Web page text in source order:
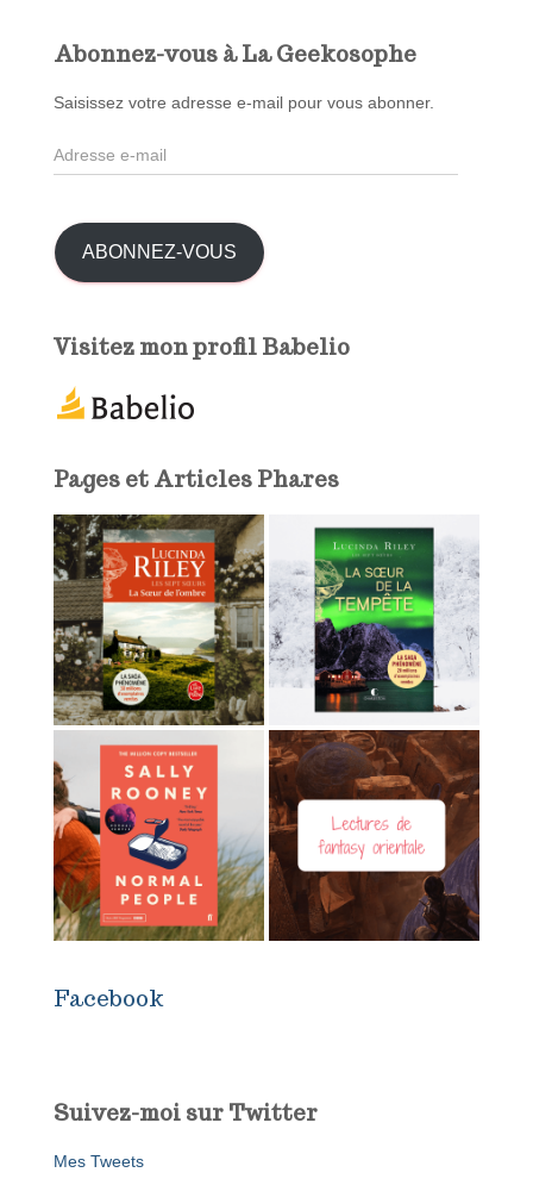
c
e
r
Abonnez-vous à La Geekosophe
Saisissez votre adresse e-mail pour vous abonner.
A
d
s
s
a
ABONNEZ-VOUS
Visitez mon profil Babelio
Pages et Articles Phares
Facebook
Suivez-moi sur Twitter
Mes Tweets